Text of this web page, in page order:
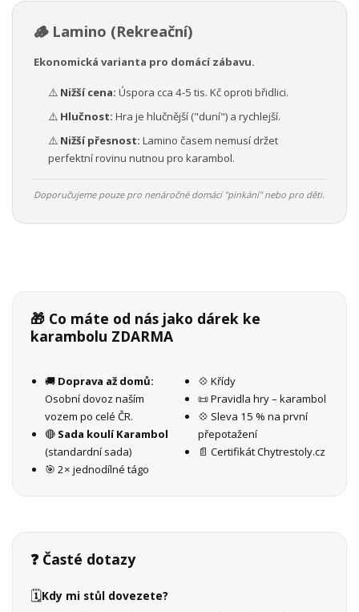
🪵 Lamino (Rekreační)
Ekonomická varianta pro domácí zábavu.
⚠️ Nižší cena: Úspora cca 4-5 tis. Kč oproti břidlici.
⚠️ Hlučnost: Hra je hlučnější ("duní") a rychlejší.
⚠️ Nižší přesnost: Lamino časem nemusí držet
perfektní rovinu nutnou pro karambol.
Doporučujeme pouze pro nenáročné domácí "pinkání" nebo pro děti.
🎁 Co máte od nás jako dárek ke
karambolu ZDARMA
🚚 Doprava až domů:
Osobní dovoz naším
vozem po celé ČR.
🔴 Sada koulí Karambol
(standardní sada)
🎯 2× jednodílné tágo
💠 Křídy
📜 Pravidla hry – karambol
💠 Sleva 15 % na první
přepotažení
📄 Certifikát Chytrestoly.cz
❓ Časté dotazy
🗓️Kdy mi stůl dovezete?